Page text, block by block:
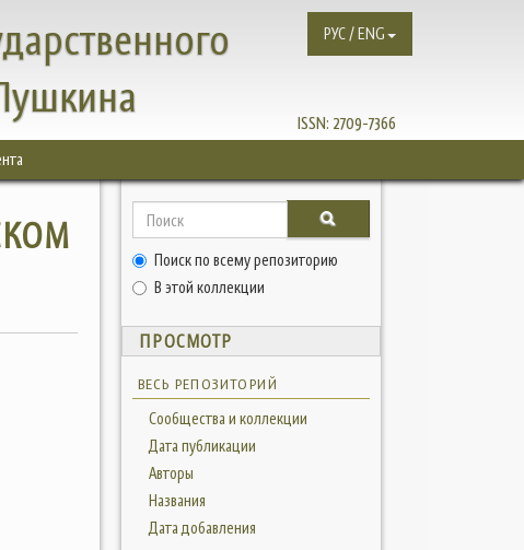
ISSN: 2709-7366
РУС / ENG
Поиск по всему репозиторию
В этой коллекции
ПРОСМОТР
ВЕСЬ РЕПОЗИТОРИЙ
Сообщества и коллекции
Дата публикации
Авторы
Названия
Дата добавления